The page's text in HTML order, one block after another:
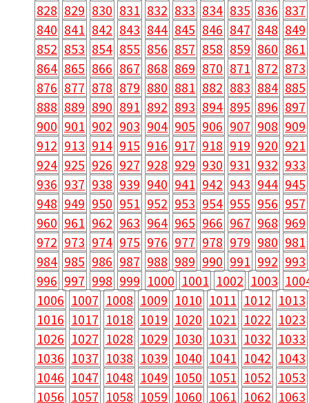
828 829 830 831 832 833 834 835 836 837
840 841 842 843 844 845 846 847 848 849
852 853 854 855 856 857 858 859 860 861
864 865 866 867 868 869 870 871 872 873
876 877 878 879 880 881 882 883 884 885
888 889 890 891 892 893 894 895 896 897
900 901 902 903 904 905 906 907 908 909
912 913 914 915 916 917 918 919 920 921
924 925 926 927 928 929 930 931 932 933
936 937 938 939 940 941 942 943 944 945
948 949 950 951 952 953 954 955 956 957
960 961 962 963 964 965 966 967 968 969
972 973 974 975 976 977 978 979 980 981
984 985 986 987 988 989 990 991 992 993
996 997 998 999 1000 1001 1002 1003
1006 1007 1008 1009 1010 1011 1012 1013
1016 1017 1018 1019 1020 1021 1022 1023
1026 1027 1028 1029 1030 1031 1032 1033
1036 1037 1038 1039 1040 1041 1042 1043
1046 1047 1048 1049 1050 1051 1052 1053
1056 1057 1058 1059 1060 1061 1062 1063